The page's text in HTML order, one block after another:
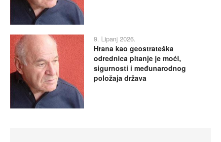
9. Lipanj 2026.
Hrana kao geostrateška
odrednica pitanje je moći,
sigurnosti i međunarodnog
položaja država